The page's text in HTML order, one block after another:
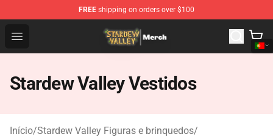
FREE shipping on orders over $100
Open menu
Stardew Valley Store - Official Stardew Valley
Stardew Valley Vestidos
Início/Stardew Valley Figuras e brinquedos/